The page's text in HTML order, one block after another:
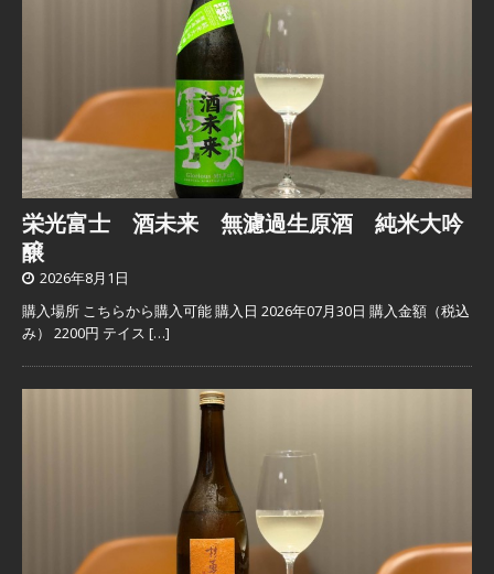
栄光富士 酒未来 無濾過生原酒 純米大吟
醸
2026年8月1日
購入場所 こちらから購入可能 購入日 2026年07月30日 購入金額（税込
み） 2200円 テイス […]